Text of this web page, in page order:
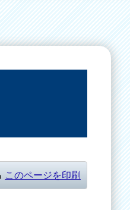
このページを印刷